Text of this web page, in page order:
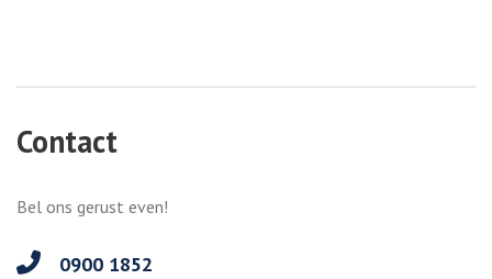
Contact
Bel ons gerust even!
0900 1852